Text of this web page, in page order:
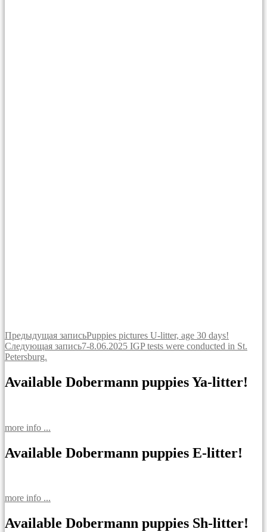
Навигация
по
Предыдущая записьPuppies pictures U-litter, age 30 days!
Следующая запись7-8.06.2025 IGP tests were conducted in St.
Petersburg.
Available Dobermann puppies Ya-litter!
more info ...
Available Dobermann puppies E-litter!
more info ...
Available Dobermann puppies Sh-litter!